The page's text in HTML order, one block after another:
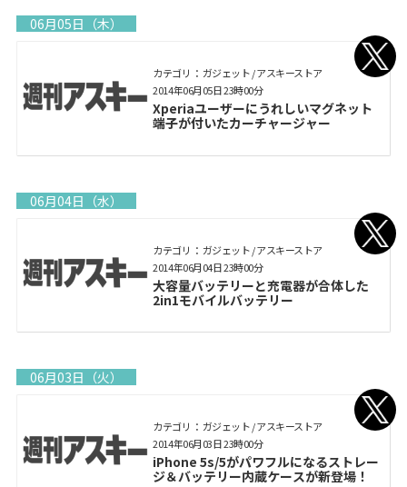
06月05日（木）
カテゴリ： ガジェット / アスキーストア
Xperiaユーザーにうれしいマグネット
端子が付いたカーチャージャー
2014年06月05日 23時00分
06月04日（水）
カテゴリ： ガジェット / アスキーストア
大容量バッテリーと充電器が合体した
2in1モバイルバッテリー
2014年06月04日 23時00分
06月03日（火）
カテゴリ： ガジェット / アスキーストア
iPhone 5s/5がパワフルになるストレー
ジ＆バッテリー内蔵ケースが新登場！
2014年06月03日 23時00分